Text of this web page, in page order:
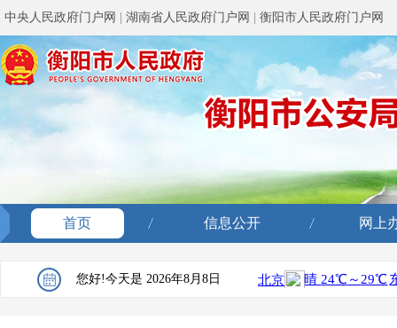
中央人民政府门户网 湖南省人民政府门户网 衡阳市人民政府门户网
首页 信息公开 网上
您好!今天是 2026年8月8日